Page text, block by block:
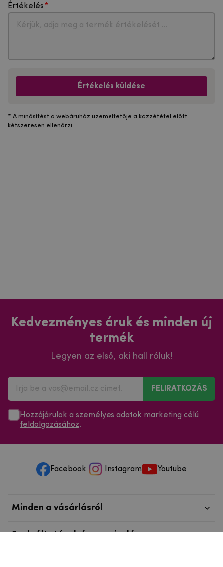
Értékelés
Értékelés küldése
* A minősítést a webáruház üzemeltetője a közzététel előtt
kétszeresen ellenőrzi.
Kedvezményes áruk és minden új
termék
Legyen az első, aki hall róluk!
FELIRATKOZÁS
Hozzájárulok a személyes adatok marketing célú
feldolgozásához.
Facebook Instagram Youtube
Minden a vásárlásról